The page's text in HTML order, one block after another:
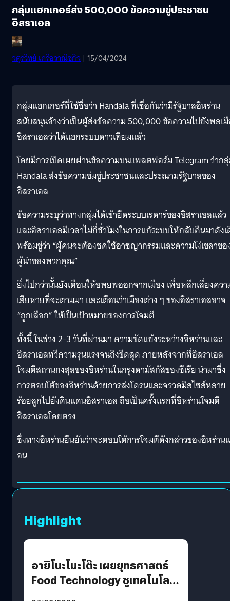
กลุ่มแฮกเกอร์ส่ง 500,000 ข้อความขู่ประชาชน
อิสราเอล
จตุรวิทย์ เครือวาณิชกิจ | 15/04/2024
กลุ่มแฮกเกอร์ที่ใช้ชื่อว่า Handala ที่เชื่อกันว่ามีรัฐบาลอิหร่าน
สนับสนุนอ้างว่าเป็นผู้ส่งข้อความ 500,000 ข้อความไปยังพลเ
อิสราเอลว่าได้แฮกระบบดาวเทียมแล้ว
โดยมีการเปิดเผยผ่านข้อความบนแพลตฟอร์ม Telegram ว่าก
Handala ส่งข้อความข่มขู่ประชาชนและประณามรัฐบาลของ
อิสราเอล
ข้อความระบุว่าทางกลุ่มได้เข้ายึดระบบเรดาร์ของอิสราเอลแล้ว
และอิสราเอลมีเวลาไม่กี่ชั่วโมงในการแก้ระบบให้กลับคืนมาดัง
พร้อมขู่ว่า “ผู้คนจะต้องชดใช้อาชญากรรมและความโง่เขลาขอ
ผู้นำของพวกคุณ”
ยิ่งไปกว่านั้นยังเตือนให้อพยพออกจากเมือง เพื่อหลีกเลี่ยงคว
เสียหายที่จะตามมา และเตือนว่าเมืองต่าง ๆ ของอิสราเอลอาจ
“ถูกเลือก” ให้เป็นเป้าหมายของการโจมตี
ทั้งนี้ ในช่วง 2-3 วันที่ผ่านมา ความขัดแย้งระหว่างอิหร่านและ
อิสราเอลทวีความรุนแรงจนถึงขีดสุด ภายหลังจากที่อิสราเอล
โจมตีสถานกงสุลของอิหร่านในกรุงดามัสกัสของซีเรีย นำมาซึ่ง
การตอบโต้ของอิหร่านด้วยการส่งโดรนและจรวดมิสไซส์หลาย
ร้อยลูกไปยังดินแดนอิสราเอล ถือเป็นครั้งแรกที่อิหร่านโจมตี
อิสราเอลโดยตรง
ซึ่งทางอิหร่านยืนยันว่าจะตอบโต้การโจมตีดังกล่าวของอิหร่าน
อน
Highlight
อายิโนะโมะโต๊ะ เผยยุทธศาสตร์
Food Technology ชูเทคโนโลยี